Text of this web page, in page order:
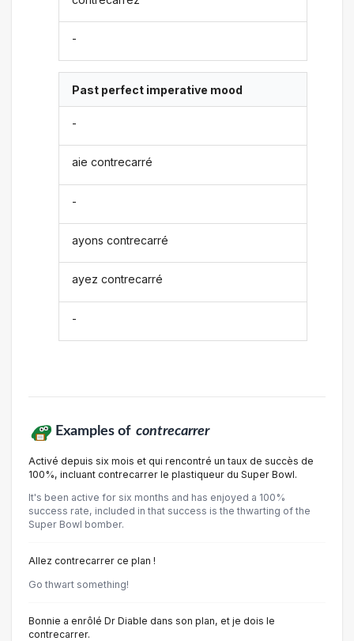
-
Past perfect imperative mood
-
aie contrecarré
-
ayons contrecarré
ayez contrecarré
-
Examples of contrecarrer
Activé depuis six mois et qui rencontré un taux de succès de
100%, incluant contrecarrer le plastiqueur du Super Bowl.
It's been active for six months and has enjoyed a 100%
success rate, included in that success is the thwarting of the
Super Bowl bomber.
Allez contrecarrer ce plan !
Go thwart something!
Bonnie a enrôlé Dr Diable dans son plan, et je dois le
contrecarrer.